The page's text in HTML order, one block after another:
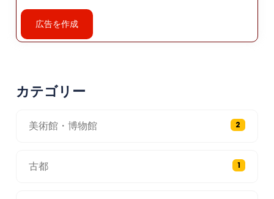
広告を作成
カテゴリー
美術館・博物館 2
古都 1